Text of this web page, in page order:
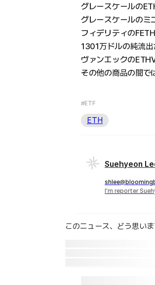
グレースケールの
グレースケールのミ
フィデリティの
1301万ドルの純流出
ヴァンエックの
その他の商品の間で
#ETF
ETH
Suehyeon
I'm reporter
このニュース、どう思いま